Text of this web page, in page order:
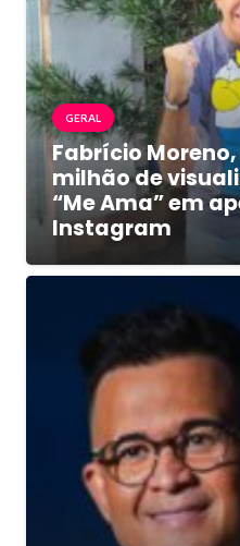
GERAL
Fabrício
milhão de
“Me Ama” em
Instagram